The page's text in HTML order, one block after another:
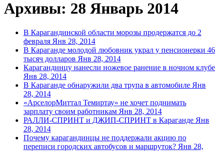
Архивы: 28 Январь 2014
В Карагандинской области морозы продержатся до 2
февраля Янв 28, 2014
В Караганде молодой любовник украл у пенсионерки 46
тысяч долларов Янв 28, 2014
Карагандинцу нанесли ножевое ранение в ночном клубе
Янв 28, 2014
В Караганде обнаружили два трупа в автомобиле Янв
28, 2014
«АрселорМиттал Темиртау» не хочет поднимать
зарплату своим работникам Янв 28, 2014
РАЛЛИ-СПРИНТ и ДЖИП-СПРИНТ в Караганде Янв
28, 2014
Почему карагандинцы не поддержали акцию по
переписи городских автобусов и маршруток? Янв 28,